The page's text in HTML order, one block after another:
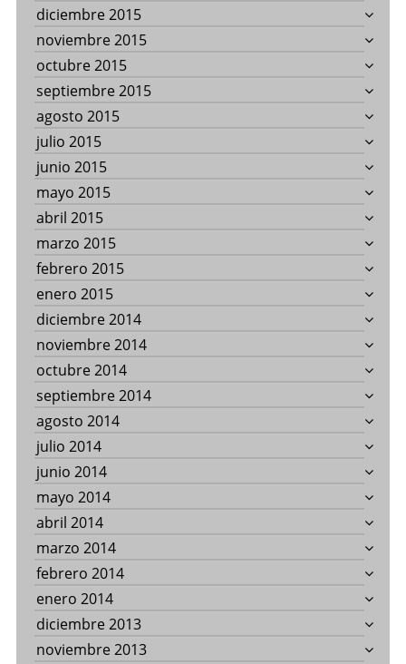
diciembre 2015
noviembre 2015
octubre 2015
septiembre 2015
agosto 2015
julio 2015
junio 2015
mayo 2015
abril 2015
marzo 2015
febrero 2015
enero 2015
diciembre 2014
noviembre 2014
octubre 2014
septiembre 2014
agosto 2014
julio 2014
junio 2014
mayo 2014
abril 2014
marzo 2014
febrero 2014
enero 2014
diciembre 2013
noviembre 2013